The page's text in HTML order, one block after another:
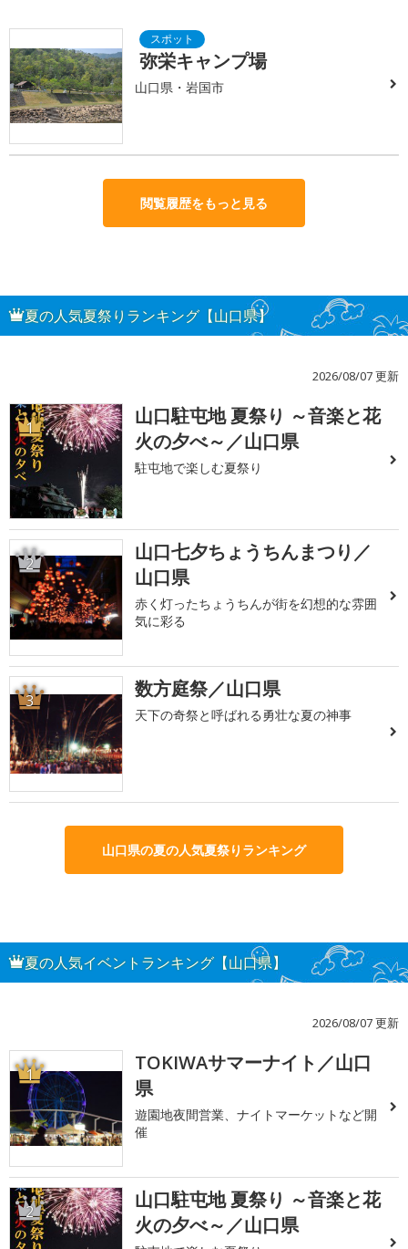
弥栄キャンプ場
山口県・岩国市
閲覧履歴をもっと見る
夏の人気夏祭りランキング【山口県】
2026/08/07 更新
1
山口駐屯地 夏祭り ～音楽と花
火の夕べ～／山口県
駐屯地で楽しむ夏祭り
2
山口七夕ちょうちんまつり／
山口県
赤く灯ったちょうちんが街を幻想的な雰囲
気に彩る
3 数方庭祭／山口県
天下の奇祭と呼ばれる勇壮な夏の神事
山口県の夏の人気夏祭りランキング
夏の人気イベントランキング【山口県】
2026/08/07 更新
1
TOKIWAサマーナイト／山口
県
遊園地夜間営業、ナイトマーケットなど開
催
2
山口駐屯地 夏祭り ～音楽と花
火の夕べ～／山口県